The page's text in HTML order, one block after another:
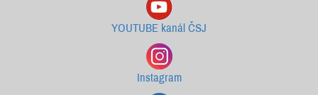
YOUTUBE kanál ČSJ
Instagram